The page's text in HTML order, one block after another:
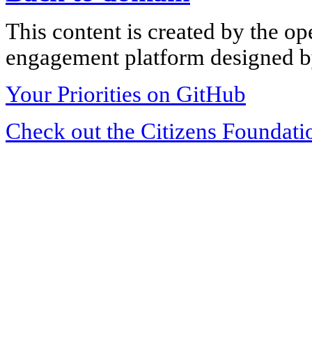
This content is created by the
engagement platform designed
Your Priorities on GitHub
Check out the Citizens